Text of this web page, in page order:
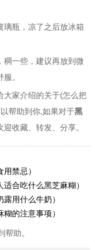
璃瓶，凉了之后放冰箱
稠一些，建议再放到微
。
大家介绍的关于(怎么把
帮助到你,如果对于黑
收藏、转发、分享。
禁忌）
合吃什么黑芝麻糊）
用什么牛奶）
的注意事项）
帮助。